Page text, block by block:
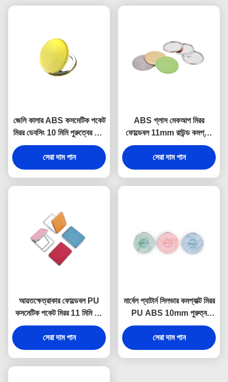
জেলি কালার ABS কসমেটিক পকেট
মিরর ডেবসিং 10 মিমি পুরুত্বের ছোট
হাতের আয়না
সেরা দাম পান
ABS গ্লাস মেকআপ মিরর
ফোল্ডেবল 11mm রাউন্ড কমপ্যাক্ট
মিরর লোগো PU লেদার
সেরা দাম পান
আয়তক্ষেত্রাকার ফোল্ডেবল PU
কসমেটিক পকেট মিরর 11 মিমি পুরু
ছোট ভ্রমণ আয়না
সেরা দাম পান
মার্বেল প্যাটার্ন সিলভার কমপ্যাক্ট মিরর
PU ABS 10mm পুরুত্ব
ফোল্ডেবল মেকআপ মিরর
সেরা দাম পান